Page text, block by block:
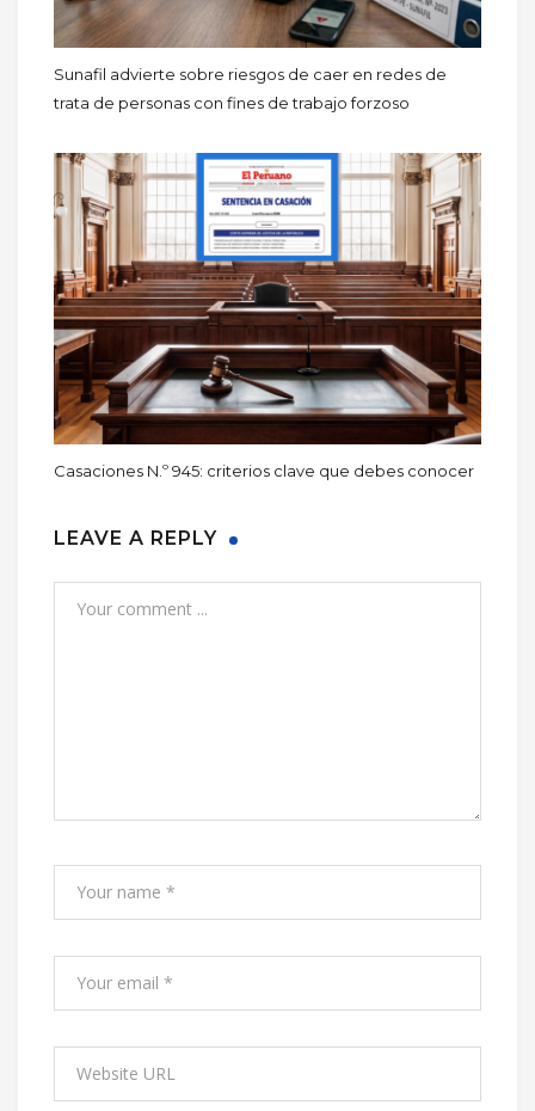
Sunafil advierte sobre riesgos de caer en redes de
trata de personas con fines de trabajo forzoso
Casaciones N.º 945: criterios clave que debes conocer
LEAVE A REPLY